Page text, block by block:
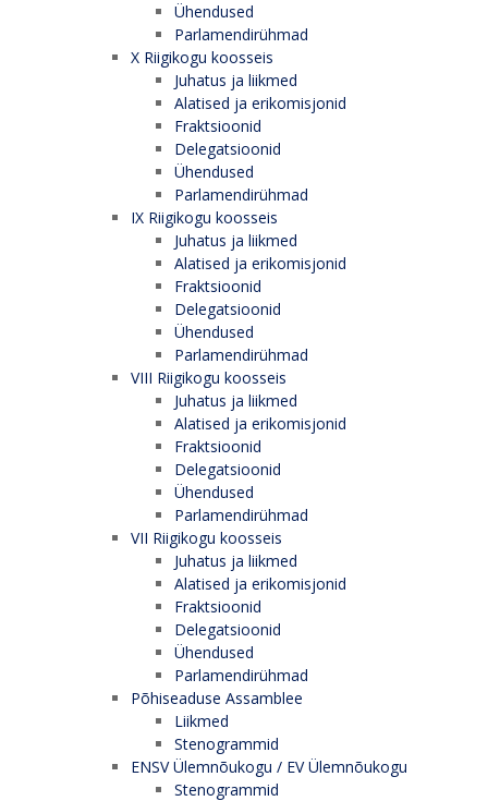
Ühendused
Parlamendirühmad
X Riigikogu koosseis
Juhatus ja liikmed
Alatised ja erikomisjonid
Fraktsioonid
Delegatsioonid
Ühendused
Parlamendirühmad
IX Riigikogu koosseis
Juhatus ja liikmed
Alatised ja erikomisjonid
Fraktsioonid
Delegatsioonid
Ühendused
Parlamendirühmad
VIII Riigikogu koosseis
Juhatus ja liikmed
Alatised ja erikomisjonid
Fraktsioonid
Delegatsioonid
Ühendused
Parlamendirühmad
VII Riigikogu koosseis
Juhatus ja liikmed
Alatised ja erikomisjonid
Fraktsioonid
Delegatsioonid
Ühendused
Parlamendirühmad
Põhiseaduse Assamblee
Liikmed
Stenogrammid
ENSV Ülemnõukogu / EV Ülemnõukogu
Stenogrammid